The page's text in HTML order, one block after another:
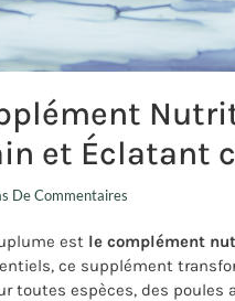
et Éclatant
De Commentaires
est le complément
ce supplément
toutes espèces, des poules